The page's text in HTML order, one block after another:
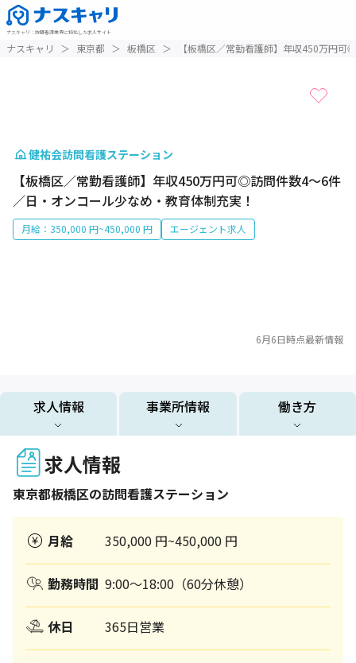
ナスキャリ ： 訪問看護業界に特化した求人サイト
ナスキャリ ＞ 東京都 ＞ 板橋区 ＞ 【板橋区／常勤看護師】年収450万円
健祐会訪問看護ステーション
【板橋区／常勤看護師】年収450万円可◎訪問件数4～6件
／日・オンコール少なめ・教育体制充実！
月給：350,000 円~450,000 円 エージェント求人
6月6日時点最新情報
求人情報 事業所情報 働き方
求人情報
東京都板橋区の訪問看護ステーション
月給 350,000 円~450,000 円
勤務時間 9:00～18:00（60分休憩）
休日 365日営業